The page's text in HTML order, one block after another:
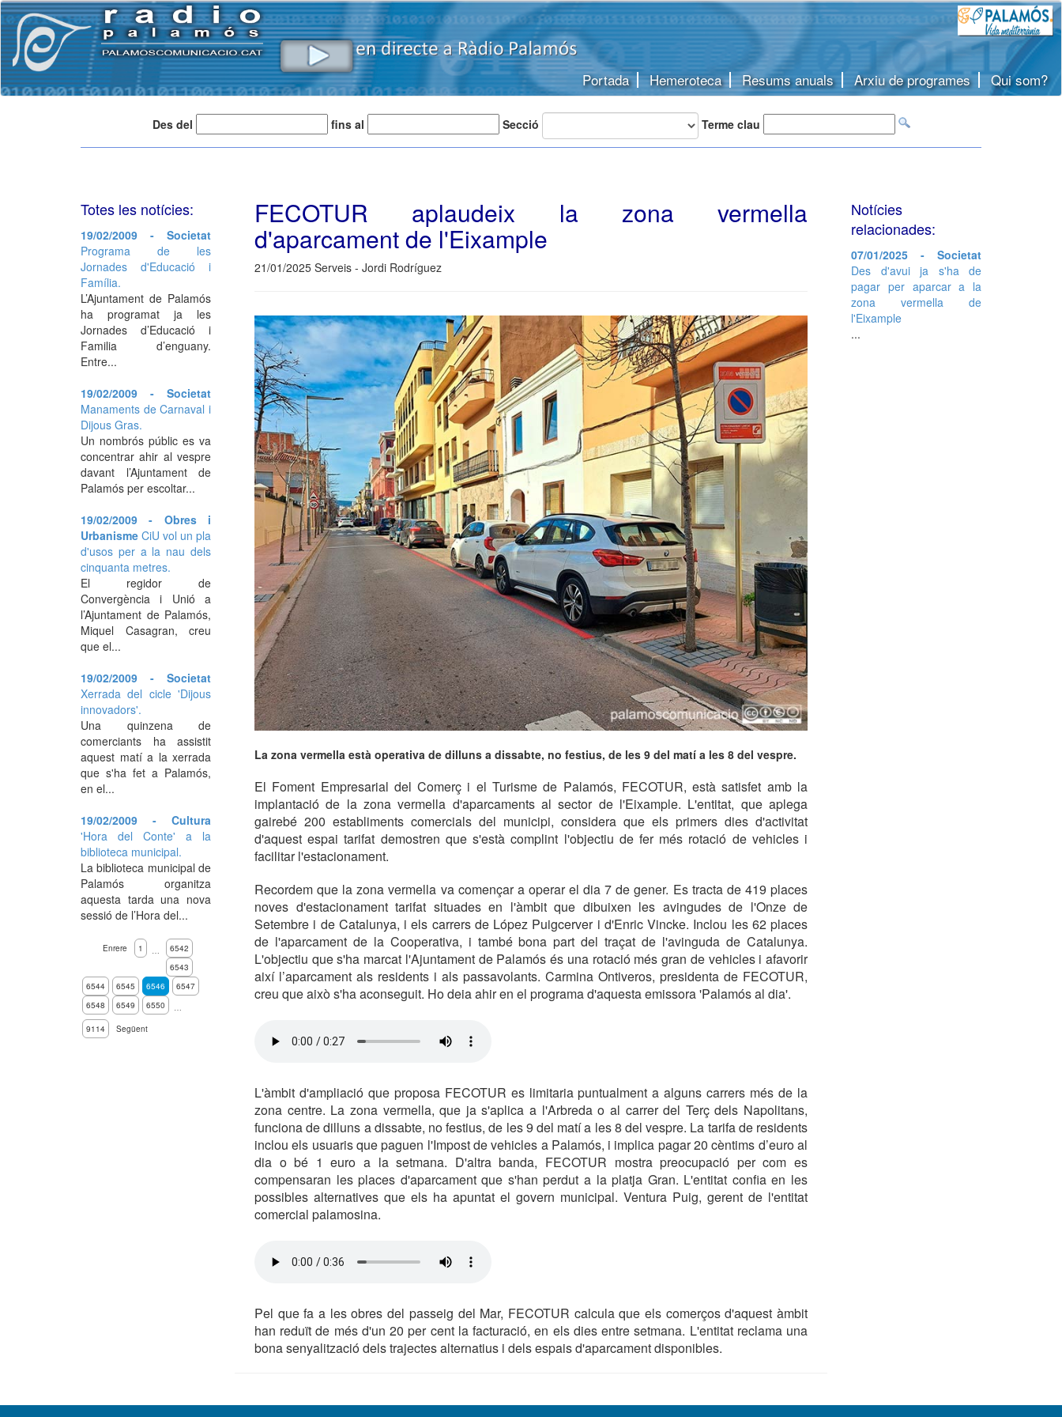
Portada Hemeroteca Resums anuals Arxiu de programes Qui som?
Des del fins al Secció Terme clau
FECOTUR aplaudeix la zona vermella
d'aparcament de l'Eixample
21/01/2025 Serveis - Jordi Rodríguez
La zona vermella està operativa de dilluns a dissabte, no festius, de les 9 del matí a les 8 del vespre.
El Foment Empresarial del Comerç i el Turisme de Palamós, FECOTUR, està satisfet amb la
implantació de la zona vermella d'aparcaments al sector de l'Eixample. L'entitat, que aplega
gairebé 200 establiments comercials del municipi, considera que els primers dies d'activitat
d'aquest espai tarifat demostren que s'està complint l'objectiu de fer més rotació de vehicles i
facilitar l'estacionament.
Recordem que la zona vermella va començar a operar el dia 7 de gener. Es tracta de 419 places
noves d'estacionament tarifat situades en l'àmbit que dibuixen les avingudes de l'Onze de
Setembre i de Catalunya, i els carrers de López Puigcerver i d'Enric Vincke. Inclou les 62 places
de l'aparcament de la Cooperativa, i també bona part del traçat de l'avinguda de Catalunya.
L'objectiu que s'ha marcat l'Ajuntament de Palamós és una rotació més gran de vehicles i afavorir
així l’aparcament als residents i als passavolants. Carmina Ontiveros, presidenta de FECOTUR,
creu que això s'ha aconseguit. Ho deia ahir en el programa d'aquesta emissora 'Palamós al dia'.
L'àmbit d'ampliació que proposa FECOTUR es limitaria puntualment a alguns carrers més de la
zona centre. La zona vermella, que ja s'aplica a l'Arbreda o al carrer del Terç dels Napolitans,
funciona de dilluns a dissabte, no festius, de les 9 del matí a les 8 del vespre. La tarifa de residents
inclou els usuaris que paguen l'Impost de vehicles a Palamós, i implica pagar 20 cèntims d’euro al
dia o bé 1 euro a la setmana. D'altra banda, FECOTUR mostra preocupació per com es
compensaran les places d'aparcament que s'han perdut a la platja Gran. L'entitat confia en les
possibles alternatives que els ha apuntat el govern municipal. Ventura Puig, gerent de l'entitat
comercial palamosina.
Pel que fa a les obres del passeig del Mar, FECOTUR calcula que els comerços d'aquest àmbit
han reduït de més d'un 20 per cent la facturació, en els dies entre setmana. L'entitat reclama una
bona senyalització dels trajectes alternatius i dels espais d'aparcament disponibles.
Totes les notícies:
19/02/2009 - Societat
Programa de les
Jornades d'Educació i
Família.
L’Ajuntament de Palamós
ha programat ja les
Jornades d’Educació i
Familia d’enguany.
Entre...
19/02/2009 - Societat
Manaments de Carnaval i
Dijous Gras.
Un nombrós públic es va
concentrar ahir al vespre
davant l’Ajuntament de
Palamós per escoltar...
19/02/2009 - Obres i
Urbanisme CiU vol un pla
d'usos per a la nau dels
cinquanta metres.
El regidor de
Convergència i Unió a
l’Ajuntament de Palamós,
Miquel Casagran, creu
que el...
19/02/2009 - Societat
Xerrada del cicle 'Dijous
innovadors'.
Una quinzena de
comerciants ha assistit
aquest matí a la xerrada
que s'ha fet a Palamós,
en el...
19/02/2009 - Cultura
'Hora del Conte' a la
biblioteca municipal.
La biblioteca municipal de
Palamós organitza
aquesta tarda una nova
sessió de l’Hora del...
Enrere 1 …
6542
6543
6544
6545 6546
6547
6548
6549 6550
…
9114
Següent
Notícies
relacionades:
07/01/2025 - Societat
Des d'avui ja s'ha de
pagar per aparcar a la
zona vermella de
l'Eixample
...